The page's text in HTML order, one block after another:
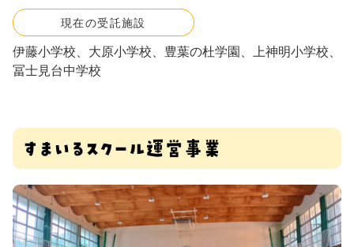
現在の受託施設
伊藤小学校、大原小学校、豊葉の杜学園、上神明小学校、
冨士見台中学校